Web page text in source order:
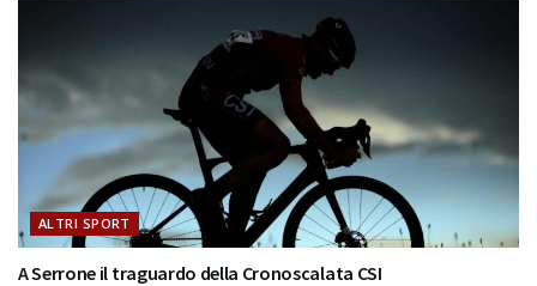
ALTRI SPORT
A Serrone il traguardo della Cronoscalata CSI